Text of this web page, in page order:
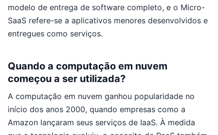
modelo de entrega de software completo, e o Micro-
SaaS refere-se a aplicativos menores desenvolvidos e
entregues como serviços.
Quando a computação em nuvem
começou a ser utilizada?
A computação em nuvem ganhou popularidade no
início dos anos 2000, quando empresas como a
Amazon lançaram seus serviços de IaaS. À medida